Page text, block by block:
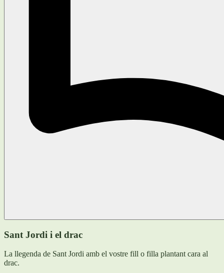
Sant Jordi i el drac
La llegenda de Sant Jordi amb el vostre fill o filla plantant cara al
drac.